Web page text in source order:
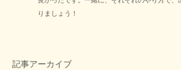
りましょう！
記事アーカイブ